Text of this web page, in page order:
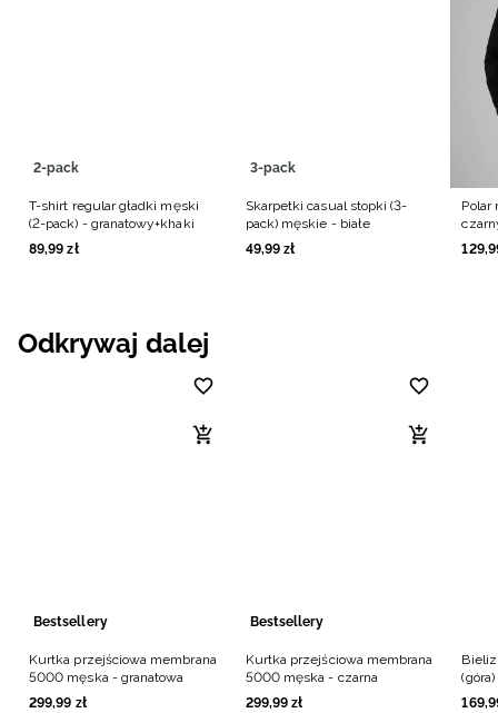
2-pack
T-shirt regular gładki męski
(2-pack) - granatowy+khaki
89,99 zł
3-pack
Skarpetki casual stopki (3-
pack) męskie - białe
49,99 zł
Polar
129,
Odkrywaj dalej
Bestsellery
Kurtka przejściowa membrana
5000 męska - granatowa
299,99 zł
Bestsellery
Kurtka przejściowa membrana
5000 męska - czarna
299,99 zł
169,